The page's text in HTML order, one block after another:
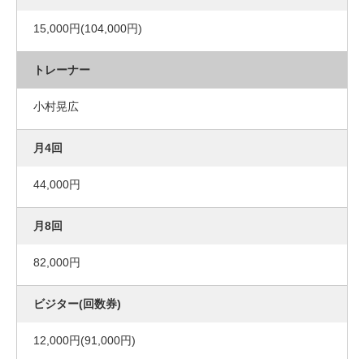
15,000円(104,000円)
小村晃広
44,000円
82,000円
12,000円(91,000円)